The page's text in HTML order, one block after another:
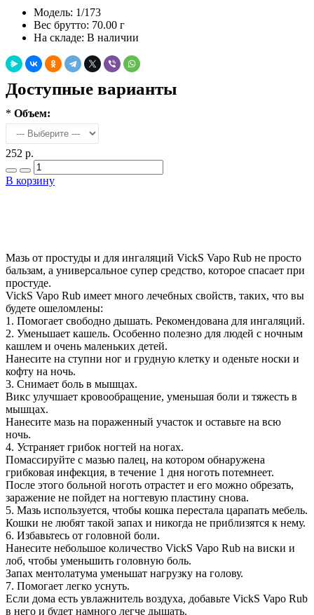
Модель: 1/173
Вес брутто: 70.00 г
На складе: В наличии
Доступные варианты
* Объем:
252 р.
В корзину
Мазь от простуды и для ингаляций VickS Vapo Rub не просто
бальзам, а универсальное супер средство, которое спасает при
простуде.
VickS Vapo Rub имеет много лечебных свойств, таких, что вы
будете ошеломлены:
1. Помогает свободно дышать. Рекомендована для ингаляций.
2. Уменьшает кашель. Особенно полезно для людей с ночным
кашлем и очень маленьких детей.
Нанесите на ступни ног и грудную клетку и оденьте носки и
кофту на ночь.
3. Снимает боль в мышцах.
Викс улучшает кровообращение, уменьшая боли и тяжесть в
мышцах.
Нанесите мазь на пораженный участок и оставьте на всю
ночь.
4. Устраняет грибок ногтей на ногах.
Помассируйте с мазью палец, на котором обнаружена
грибковая инфекция, в течение 1 дня ноготь потемнеет.
После этого больной ноготь отрастет и его можно обрезать,
заражение не пойдет на ногтевую пластину снова.
5. Мазь используется, чтобы кошка перестала царапать мебель.
Кошки не любят такой запах и никогда не приблизятся к нему.
6. Избавьтесь от головной боли.
Нанесите небольшое количество VickS Vapo Rub на виски и
лоб, чтобы уменьшить головную боль.
Запах ментолатума уменьшат нагрузку на голову.
7. Помогает легко уснуть.
Если дома есть увлажнитель воздуха, добавьте VickS Vapo Rub
в него и будет намного легче дышать.